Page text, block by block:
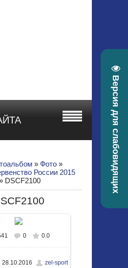
Версия для слабовидящих
» Фото »
России 2015
DSCF2100
реальном размере
/ 323.4Kb
0 0.0
28.10.2016 zel-sport